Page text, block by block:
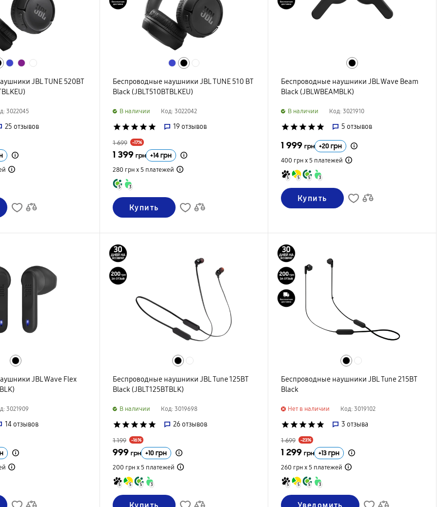
JBL TUNE 520BT
3022045
25 отзывов
Беспроводные наушники JBL TUNE 510 BT
Black (JBLT510BTBLKEU)
B наличии Код: 3022042
star star star star star 19 отзывов
1 699 -17%
1 399 грн +14грн
280 грн х 5 платежей
5 3
Купить
Беспроводные наушники JBL Wave Beam
Black (JBLWBEAMBLK)
B наличии Код: 3021910
star star star star star 5 отзывов
1 999 грн +20 грн
400 грн х 5 платежей
5 5 5 3
Купить
JBL Wave Flex
3021909
14отзывов
Беспроводные наушники JBL Tune 125BT
Black (JBLT125BTBLK)
B наличии Код: 3019698
star star star star star 26 отзывов
1 199 -16%
999 грн +10 грн
200 грн х 5 платежей
5 5 5 3
Купить
Беспроводные наушники JBL Tune 215BT
Black
Нет в наличии Код: 3019102
star star star star star 3 отзыва
1 699 -23%
1 299 грн +13грн
260 грн х 5 платежей
5 5 5 3
Уведомить